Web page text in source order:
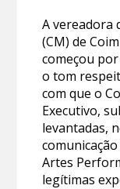
A vereadora
(CM) de
começou
o tom
com que o
Executivo,
levantadas,
Artes
legítimas